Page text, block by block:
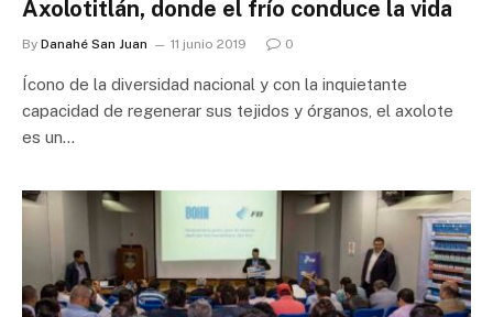
Axolotitlán, donde el frío conduce la vida
By Danahé San Juan 11 junio 2019 0
Ícono de la diversidad nacional y con la inquietante
capacidad de regenerar sus tejidos y órganos, el axolote
es un…